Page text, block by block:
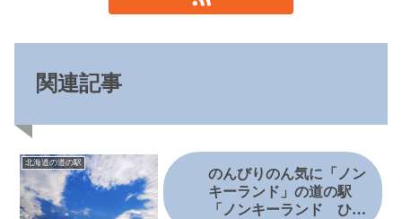
関連記事
北海道の道の駅
のんびりのん気に「ノン
キーランド」の道の駅
「ノンキーランド ひが